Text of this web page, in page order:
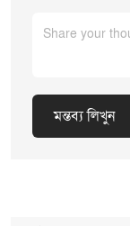
মন্তব্য লিখুন